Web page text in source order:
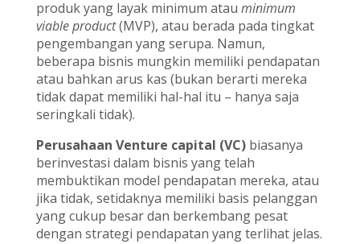
produk yang layak minimum atau minimum
viable product(MVP), atau berada pada tingkat
pengembangan yang serupa. Namun,
beberapa bisnis mungkin memiliki pendapatan
atau bahkan arus kas (bukan berarti mereka
tidak dapat memiliki hal-hal itu – hanya saja
seringkali tidak).
Perusahaan Venture capital (VC)biasanya
berinvestasi dalam bisnis yang telah
membuktikan model pendapatan mereka, atau
jika tidak, setidaknya memiliki basis pelanggan
yang cukup besar dan berkembang pesat
dengan strategi pendapatan yang terlihat jelas.